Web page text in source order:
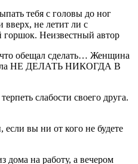
тебя с головы до ног
вверх, не летит ли с
горшок. Неизвестный автор
обещал сделать… Женщина
НЕ ДЕЛАТЬ НИКОГДА В
слабости своего друга.
вы ни от кого не будете
дома на работу, а вечером